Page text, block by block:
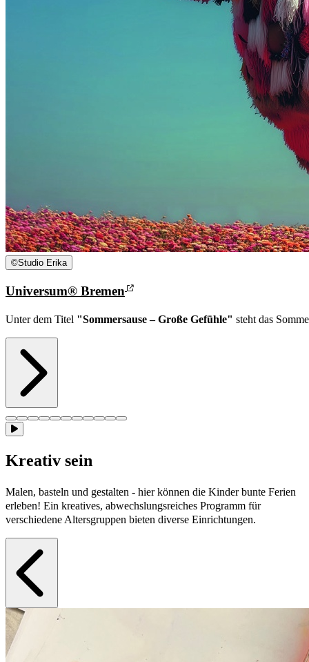
©Studio Erika
Universum® Bremen
Unter dem Titel "Sommersause – Große Gefühle" steht das
Kreativ sein
Malen, basteln und gestalten - hier können die Kinder bunte Ferien
erleben! Ein kreatives, abwechslungsreiches Programm für
verschiedene Altersgruppen bieten diverse Einrichtungen.